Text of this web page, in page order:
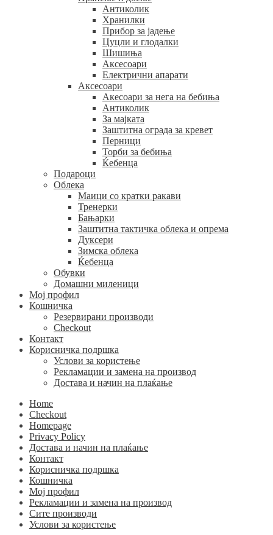
Антиколик
Хранилки
Прибор за јадење
Цуцли и глодалки
Шишиња
Аксесоари
Електрични апарати
Аксесоари
Акесоари за нега на бебиња
Антиколик
За мајката
Заштитна ограда за кревет
Перници
Торби за бебиња
Ќебенца
Подароци
Облека
Маици со кратки ракави
Тренерки
Бањарки
Заштитна тактичка облека и опрема
Дуксери
Зимска облека
Ќебенца
Обувки
Домашни миленици
Мој профил
Кошничка
Резервирани производи
Checkout
Контакт
Корисничка подршка
Услови за користење
Рекламации и замена на производ
Достава и начин на плаќање
Home
Checkout
Homepage
Privacy Policy
Достава и начин на плаќање
Контакт
Корисничка подршка
Кошничка
Мој профил
Рекламации и замена на производ
Сите производи
Услови за користење